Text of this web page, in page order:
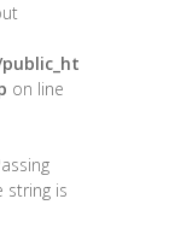
on line
string is